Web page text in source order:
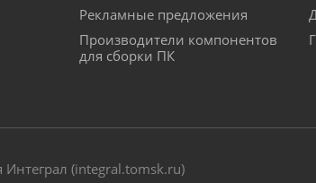
Рекламные предложения
Производители компонентов
для сборки ПК
(integral.tomsk.ru)